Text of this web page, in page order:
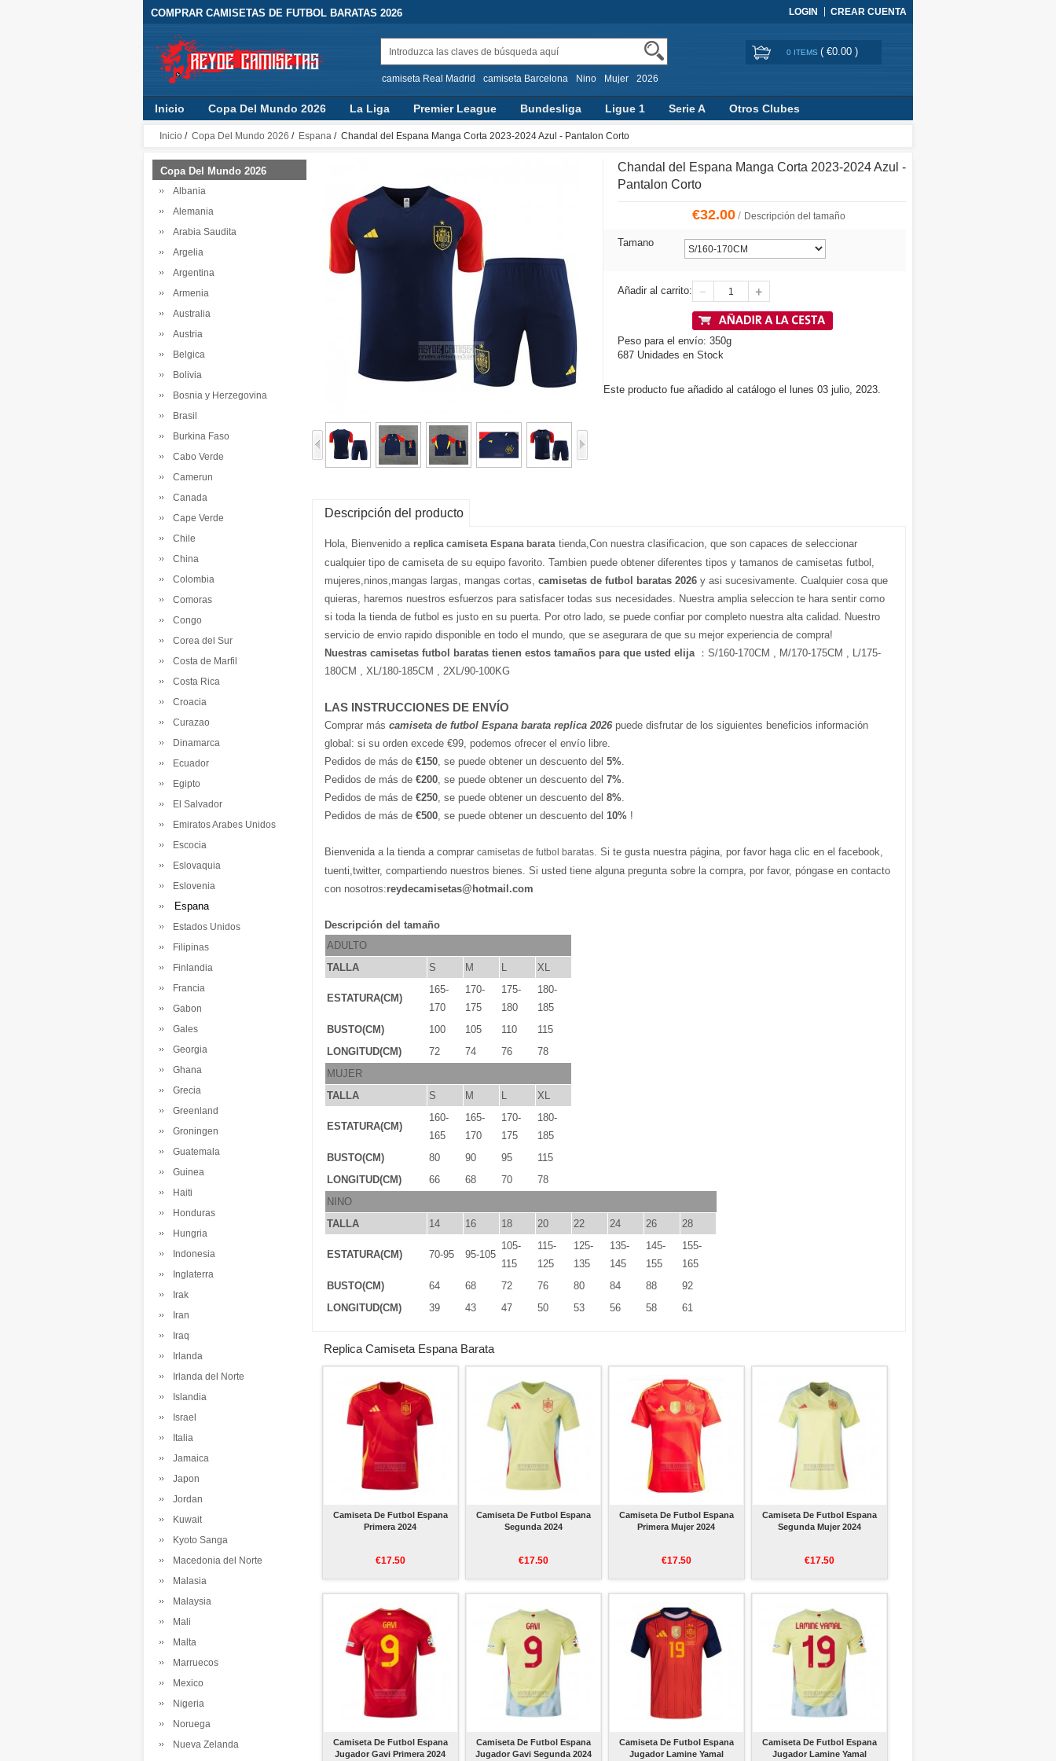
COMPRAR CAMISETAS DE FUTBOL BARATAS 2026 LOGIN CREAR CUENTA
camiseta Real Madrid camiseta Barcelona Nino Mujer 2026
0 ITEMS ( €0.00 )
Inicio Copa Del Mundo 2026 La Liga Premier League Bundesliga Ligue 1 Serie A Otros Clubes
Inicio / Copa Del Mundo 2026 / Espana / Chandal del Espana Manga Corta 2023-2024 Azul - Pantalon Corto
Copa Del Mundo 2026
Albania
Alemania
Arabia Saudita
Argelia
Argentina
Armenia
Australia
Austria
Belgica
Bolivia
Bosnia y Herzegovina
Brasil
Burkina Faso
Cabo Verde
Camerun
Canada
Cape Verde
Chile
China
Colombia
Comoras
Congo
Corea del Sur
Costa de Marfil
Costa Rica
Croacia
Curazao
Dinamarca
Ecuador
Egipto
El Salvador
Emiratos Arabes Unidos
Escocia
Eslovaquia
Eslovenia
Espana
Estados Unidos
Filipinas
Finlandia
Francia
Gabon
Gales
Georgia
Ghana
Grecia
Greenland
Groningen
Guatemala
Guinea
Haiti
Honduras
Hungria
Indonesia
Inglaterra
Irak
Iran
Iraq
Irlanda
Irlanda del Norte
Islandia
Israel
Italia
Jamaica
Japon
Jordan
Kuwait
Kyoto Sanga
Macedonia del Norte
Malasia
Malaysia
Mali
Malta
Marruecos
Mexico
Nigeria
Noruega
Nueva Zelanda
Chandal del Espana Manga Corta 2023-2024 Azul -
Pantalon Corto
€32.00/ Descripción del tamaño
Tamano
Añadir al carrito:
Peso para el envío: 350g
687 Unidades en Stock
Este producto fue añadido al catálogo el lunes 03 julio, 2023.
Descripción del producto
Hola, Bienvenido a replica camiseta Espana barata tienda,Con nuestra clasificacion, que son capaces de seleccionar
cualquier tipo de camiseta de su equipo favorito. Tambien puede obtener diferentes tipos y tamanos de camisetas futbol,
mujeres,ninos,mangas largas, mangas cortas, camisetas de futbol baratas 2026 y asi sucesivamente. Cualquier cosa que
quieras, haremos nuestros esfuerzos para satisfacer todas sus necesidades. Nuestra amplia seleccion te hara sentir como
si toda la tienda de futbol es justo en su puerta. Por otro lado, se puede confiar por completo nuestra alta calidad. Nuestro
servicio de envio rapido disponible en todo el mundo, que se asegurara de que su mejor experiencia de compra!
Nuestras camisetas futbol baratas tienen estos tamaños para que usted elija：S/160-170CM , M/170-175CM , L/175-
180CM , XL/180-185CM , 2XL/90-100KG
LAS INSTRUCCIONES DE ENVÍO
Comprar más camiseta de futbol Espana barata replica 2026 puede disfrutar de los siguientes beneficios información
global: si su orden excede €99, podemos ofrecer el envío libre.
Pedidos de más de €150, se puede obtener un descuento del 5%.
Pedidos de más de €200, se puede obtener un descuento del 7%.
Pedidos de más de €250, se puede obtener un descuento del 8%.
Pedidos de más de €500, se puede obtener un descuento del 10% !
Bienvenida a la tienda a comprar camisetas de futbol baratas. Si te gusta nuestra página, por favor haga clic en el facebook,
tuenti,twitter, compartiendo nuestros bienes. Si usted tiene alguna pregunta sobre la compra, por favor, póngase en contacto
con nosotros:reydecamisetas@hotmail.com
Descripción del tamaño
ADULTO
TALLA
S M L XL
ESTATURA(CM)
165-
170
170-
175
175-
180
180-
185
BUSTO(CM)
100 105 110
115
LONGITUD(CM)
72 74 76
78
MUJER
TALLA
S M L XL
ESTATURA(CM)
160-
165
165-
170
170-
175
180-
185
BUSTO(CM)
80 90 95
115
LONGITUD(CM)
66 68 70
78
NINO
TALLA
14 16 18 20 22 24 26 28
ESTATURA(CM) 70-95 95-105
105-
115
115-
125
125-
135
135-
145
145-
155
155-
165
BUSTO(CM)
64 68 72 76 80 84 88
92
LONGITUD(CM)
39 43 47 50 53 56 58 61
Replica Camiseta Espana Barata
Camiseta De Futbol Espana
Primera 2024
€17.50
Camiseta De Futbol Espana
Segunda 2024
€17.50
Camiseta De Futbol Espana
Primera Mujer 2024
€17.50
Camiseta De Futbol Espana
Segunda Mujer 2024
€17.50
Camiseta De Futbol Espana
Jugador Gavi Primera 2024
Camiseta De Futbol Espana
Jugador Gavi Segunda 2024
Camiseta De Futbol Espana
Jugador Lamine Yamal
Camiseta De Futbol Espana
Jugador Lamine Yamal